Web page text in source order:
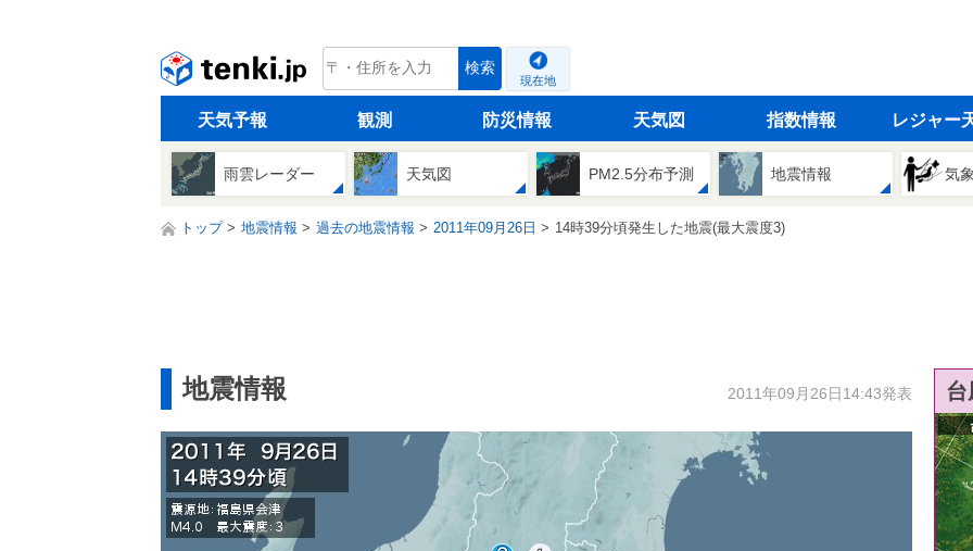
tenki.jp 検索
現在地
天気予報 観測 防災情報 天気図 指数情報 レジャー
雨雲レーダー 天気図 PM2.5分布予測 地震情報 気
トップ 地震情報 過去の地震情報 2011年09月26日 14時39分頃発生した地震(最大震度3)
地震情報 2011年09月26日14:43発表